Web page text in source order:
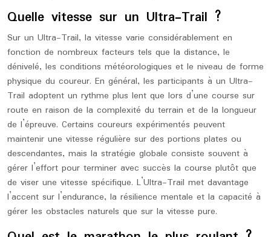
Quelle vitesse sur un Ultra-Trail ?
Sur un Ultra-Trail, la vitesse varie considérablement en
fonction de nombreux facteurs tels que la distance, le
dénivelé, les conditions météorologiques et le niveau de forme
physique du coureur. En général, les participants à un Ultra-
Trail adoptent un rythme plus lent que lors d’une course sur
route en raison de la complexité du terrain et de la longueur
de l’épreuve. Certains coureurs expérimentés peuvent
maintenir une vitesse régulière sur des portions plates ou
descendantes, mais la stratégie globale consiste souvent à
gérer l’effort pour terminer avec succès la course plutôt que
de viser une vitesse spécifique. L’Ultra-Trail met davantage
l’accent sur l’endurance, la résilience mentale et la capacité à
gérer les obstacles naturels que sur la vitesse pure.